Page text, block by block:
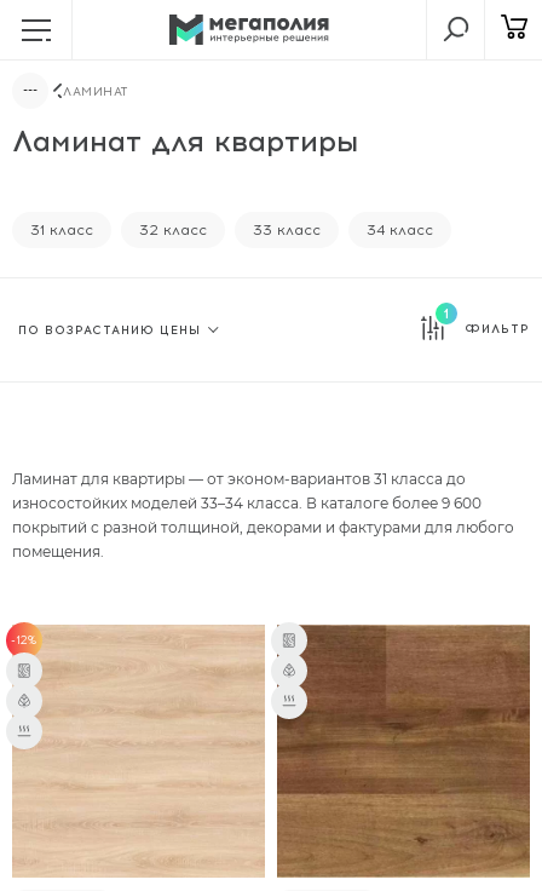
ЛАМИНАТ
Ламинат для квартиры
31 класс 32 класс 33 класс 34 класс
1
ФИЛЬТР
Ламинат для квартиры — от эконом-вариантов 31 класса до
износостойких моделей 33–34 класса. В каталоге более 9 600
покрытий с разной толщиной, декорами и фактурами для любого
помещения.
-12%